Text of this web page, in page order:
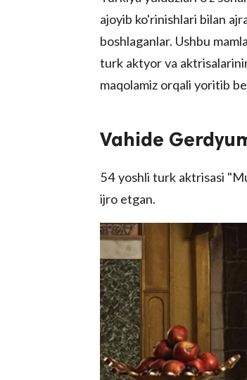
ajoyib ko'rinishlari bilan
boshlaganlar. Ushbu
turk aktyor va
maqolamiz orqali yoritib
Vahide
54 yoshli turk aktrisasi
ijro etgan.